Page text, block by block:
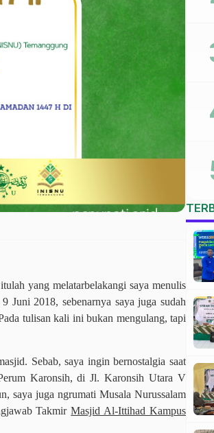
yang melatarbelakangi saya menulis
Juni 2018, sebenarnya saya juga sudah
tulisan kali ini bukan mengulang, tapi
Sebab, saya ingin bernostalgia saat
Karonsih, di Jl. Karonsih Utara V
saya juga ngrumati Musala Nurussalam
TakmirMasjid Al-Ittihad Kampus